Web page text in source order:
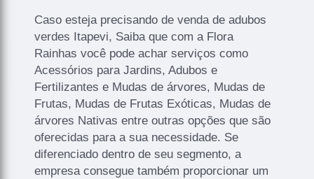
Caso esteja precisando de venda de adubos
verdes Itapevi, Saiba que com a Flora
Rainhas você pode achar serviços como
Acessórios para Jardins, Adubos e
Fertilizantes e Mudas de árvores, Mudas de
Frutas, Mudas de Frutas Exóticas, Mudas de
árvores Nativas entre outras opções que são
oferecidas para a sua necessidade. Se
diferenciado dentro de seu segmento, a
empresa consegue também proporcionar um